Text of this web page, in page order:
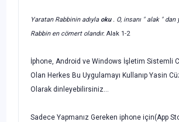
Yaratan Rabbinin adıylaoku. O, insanı " alak " dan
Rabbin en cömert olandır. Alak 1-2
İphone, Android ve Windows İşletim Sistemli
Olan Herkes Bu Uygulamayı Kullanıp Yasin
Olarak dinleyebilirsiniz...
Sadece Yapmanız Gereken iphone için(App